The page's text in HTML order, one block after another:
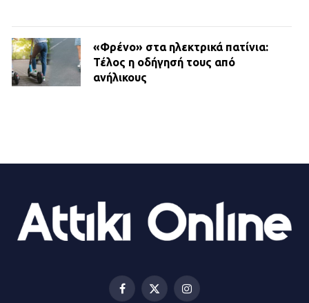
«Φρένο» στα ηλεκτρικά πατίνια:
Τέλος η οδήγησή τους από
ανήλικους
Βριλήσσια: Αυτοκίνητο έσπασε
τζαμαρία και μπήκε μέσα σε μαγαζί
Facebook
X
Instagram